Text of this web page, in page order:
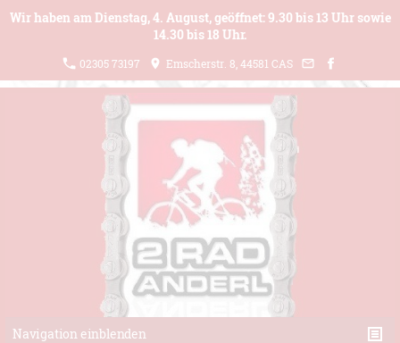
Wir haben am Dienstag, 4. August, geöffnet: 9.30 bis 13 Uhr sowie
14.30 bis 18 Uhr.
02305 73197 Emscherstr. 8, 44581 CAS
Navigation einblenden